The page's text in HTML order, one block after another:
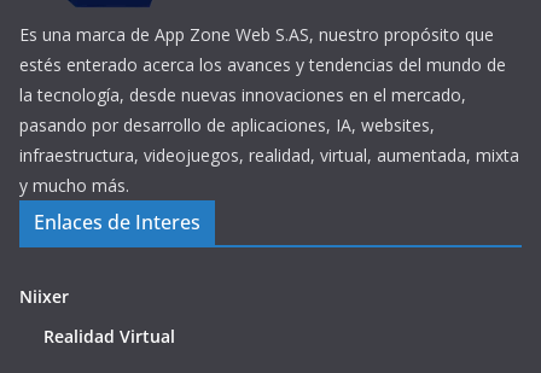
Es una marca de App Zone Web S.AS, nuestro propósito que
estés enterado acerca los avances y tendencias del mundo de
la tecnología, desde nuevas innovaciones en el mercado,
pasando por desarrollo de aplicaciones, IA, websites,
infraestructura, videojuegos, realidad, virtual, aumentada, mixta
y mucho más.
Enlaces de Interes
Niixer
Realidad Virtual